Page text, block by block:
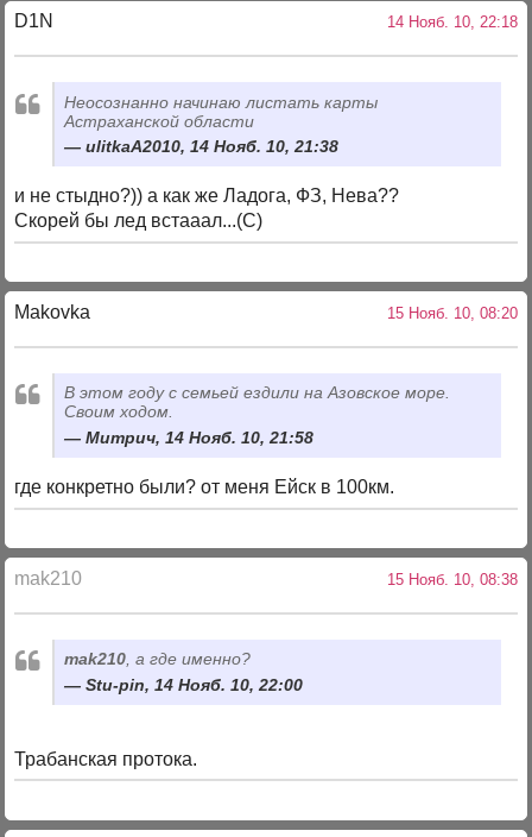
D1N 14 Нояб. 10, 22:18
Неосознанно начинаю листать карты
Астраханской области
ulitkaA2010, 14 Нояб. 10, 21:38
и не стыдно?)) а как же Ладога, ФЗ, Нева??
Скорей бы лед встааал...(С)
Makovka 15 Нояб. 10, 08:20
В этом году с семьей ездили на Азовское море.
Своим ходом.
Митрич, 14 Нояб. 10, 21:58
где конкретно были? от меня Ейск в 100км.
mak210 15 Нояб. 10, 08:38
mak210 , а где именно?
Stu-pin, 14 Нояб. 10, 22:00
Трабанская протока.